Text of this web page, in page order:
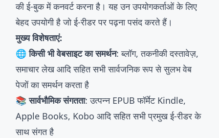
की ई-बुक में कनवर्ट करना है। यह उन उपयोगकर्ताओं के लिए
बेहद उपयोगी है जो ई-रीडर पर पढ़ना पसंद करते हैं।
मुख्य विशेषताएं:
🌐 किसी भी वेबसाइट का समर्थन: ब्लॉग, तकनीकी दस्तावेज़,
समाचार लेख आदि सहित सभी सार्वजनिक रूप से सुलभ वेब
पेजों का समर्थन करता है
📚 सार्वभौमिक संगतता: उत्पन्न EPUB फॉर्मेट Kindle,
Apple Books, Kobo आदि सहित सभी प्रमुख ई-रीडर के
साथ संगत है